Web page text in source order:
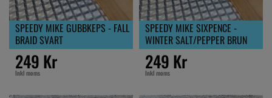
SPEEDY MIKE GUBBKEPS - FALL
BRAID SVART
249 Kr
Inkl moms
SPEEDY MIKE SIXPENCE -
WINTER SALT/PEPPER BRUN
249 Kr
Inkl moms